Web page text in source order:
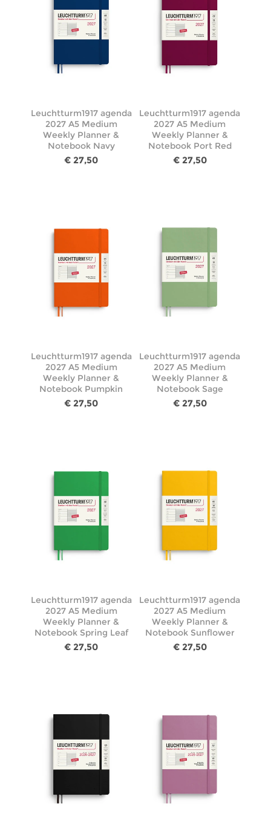
Leuchtturm1917 agenda
2027 A5 Medium
Weekly Planner &
Notebook Navy
€ 27,50
Leuchtturm1917 agenda
2027 A5 Medium
Weekly Planner &
Notebook Port Red
€ 27,50
Leuchtturm1917 agenda
2027 A5 Medium
Weekly Planner &
Notebook Pumpkin
€ 27,50
Leuchtturm1917 agenda
2027 A5 Medium
Weekly Planner &
Notebook Sage
€ 27,50
Leuchtturm1917 agenda
2027 A5 Medium
Weekly Planner &
Notebook Spring Leaf
€ 27,50
Leuchtturm1917 agenda
2027 A5 Medium
Weekly Planner &
Notebook Sunflower
€ 27,50